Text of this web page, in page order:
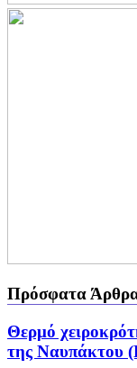
Πρόσφατα
Θερμό
της Ναυπάκτου